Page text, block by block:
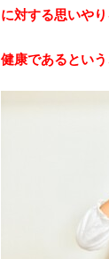
に対する思いや
健康であるとい